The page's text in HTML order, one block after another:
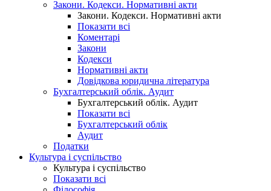
Закони. Кодекси. Нормативні акти
Закони. Кодекси. Нормативні акти
Показати всі
Коментарі
Закони
Кодекси
Нормативні акти
Довідкова юридична література
Бухгалтерський облік. Аудит
Бухгалтерський облік. Аудит
Показати всі
Бухгалтерський облік
Аудит
Податки
Культура і суспільство
Культура і суспільство
Показати всі